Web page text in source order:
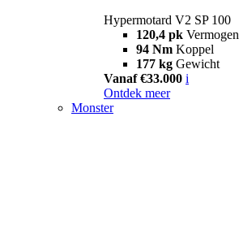
Hypermotard V2 SP 100
120,4 pk Vermogen
94 Nm Koppel
177 kg Gewicht
Vanaf €33.000 i
Ontdek meer
Monster